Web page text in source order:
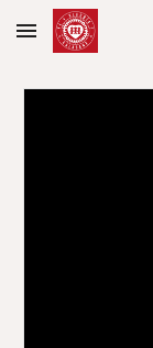
Skip to main